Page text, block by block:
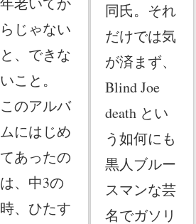
同氏。それ
だけでは気
が済まず、
Blind Joe
death とい
う如何にも
黒人ブルー
スマンな芸
名でガソリ
らじゃない
と、できな
いこと。
このアルバ
ムにはじめ
てあったの
は、中3の
時、ひたす